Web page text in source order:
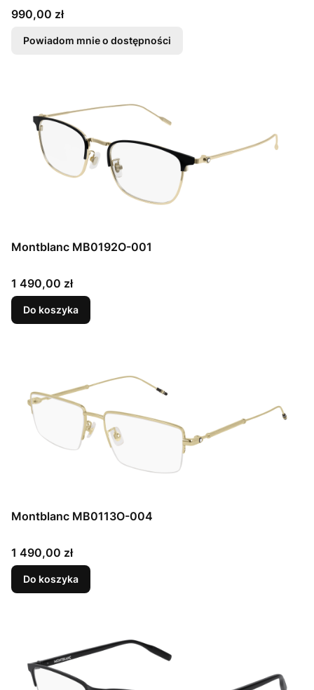
Cena
990,00 zł
Powiadom mnie o dostępności
Montblanc MB0192O-001
Cena
1 490,00 zł
Do koszyka
Montblanc MB0113O-004
Cena
1 490,00 zł
Do koszyka